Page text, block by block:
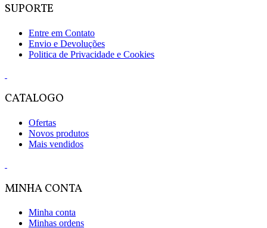
SUPORTE
Entre em Contato
Envio e Devoluções
Politica de Privacidade e Cookies
CATALOGO
Ofertas
Novos produtos
Mais vendidos
MINHA CONTA
Minha conta
Minhas ordens